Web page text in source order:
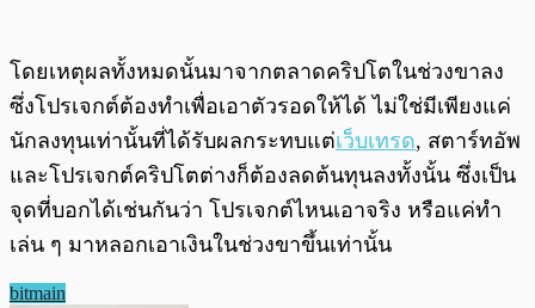
โดยเหตุผลทั้งหมดนั้นมาจากตลาดคริปโตในช่วงขาลง
ซึ่งโปรเจกต์ต้องทำเพื่อเอาตัวรอดให้ได้ ไม่ใช่มีเพียงแค่
นักลงทุนเท่านั้นที่ได้รับผลกระทบแต่เว็บเทรด, สตาร์ทอัพ
และโปรเจกต์คริปโตต่างก็ต้องลดต้นทุนลงทั้งนั้น ซึ่งเป็น
จุดที่บอกได้เช่นกันว่า โปรเจกต์ไหนเอาจริง หรือแค่ทำ
เล่น ๆ มาหลอกเอาเงินในช่วงขาขึ้นเท่านั้น
bitmain